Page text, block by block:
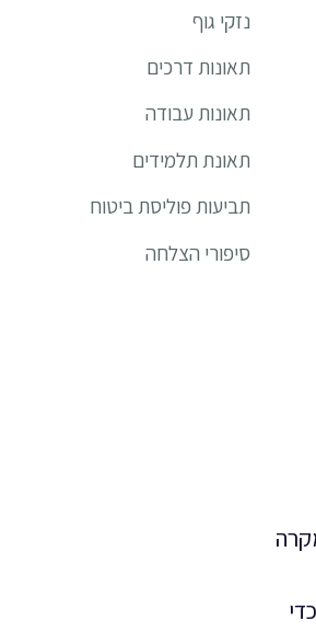
נזקי גוף
תאונות דרכים
תאונות עבודה
תאונת תלמידים
תביעות פוליסת ביטוח
סיפורי הצלחה